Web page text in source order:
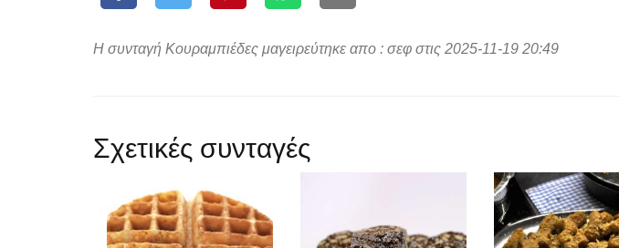
Η συνταγή Κουραμπιέδες μαγειρεύτηκε απο : σεφ στις 2025-11-19 20:49
Σχετικές συνταγές